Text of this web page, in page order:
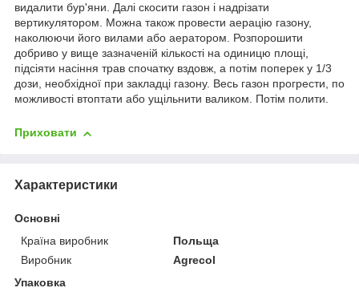
видалити бур'яни. Далі скосити газон і надрізати
вертикулятором. Можна також провести аерацію газону,
наколюючи його вилами або аератором. Розпорошити
добриво у вище зазначеній кількості на одиницю площі,
підсіяти насіння трав спочатку вздовж, а потім поперек у 1/3
дози, необхідної при закладці газону. Весь газон прогрести, по
можливості втоптати або ущільнити валиком. Потім полити.
Приховати
Характеристики
Основні
Країна виробник
Польща
Виробник
Agrecol
Упаковка